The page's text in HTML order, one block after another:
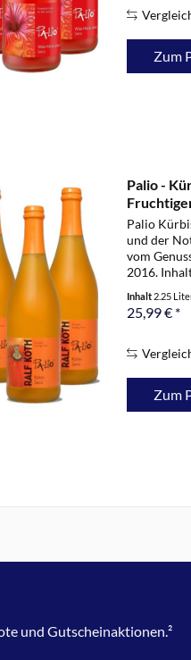
Zum
Palio -
Palio
und der
vom
2016.
Mund sehr
geradlinige
Inhalt 2.25
25,99 € *
Zum
und Gutscheinaktionen.²